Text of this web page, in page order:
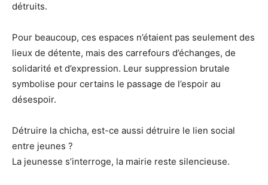
détruits.
Pour beaucoup, ces espaces n’étaient pas seulement des
lieux de détente, mais des carrefours d’échanges, de
solidarité et d’expression. Leur suppression brutale
symbolise pour certains le passage de l’espoir au
désespoir.
Détruire la chicha, est-ce aussi détruire le lien social
entre jeunes ?
La jeunesse s’interroge, la mairie reste silencieuse.